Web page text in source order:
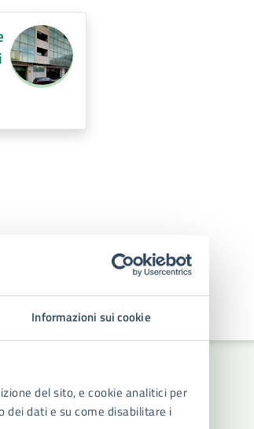
Informazioni sui cookie
del sito, e cookie analitici per
dei dati e su come disabilitare i